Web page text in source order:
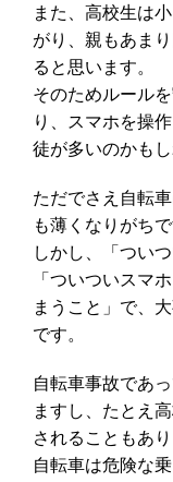
また、高校生は
がり、親もあま
ると思います。
そのためルール
り、スマホを操
徒が多いのかもし
ただでさえ自転
も薄くなりがちで
しかし、「つい
「ついついスマ
まうこと」で、
です。
自転車事故であ
ますし、たとえ
されることもあり
自転車は危険な